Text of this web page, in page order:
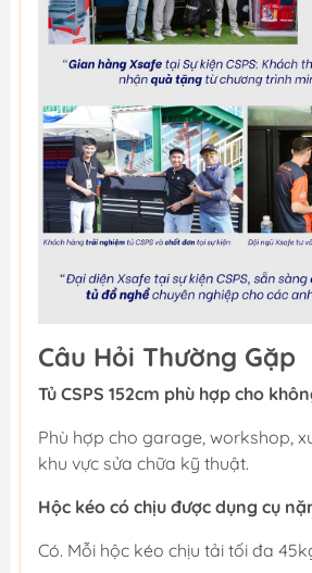
Câu Hỏi Thường Gặp
Tủ CSPS 152cm phù hợp cho
Phù hợp cho garage, workshop,
khu vực sửa chữa kỹ thuật.
Hộc kéo có chịu được dụng cụ
Có. Mỗi hộc kéo chịu tải tối đa